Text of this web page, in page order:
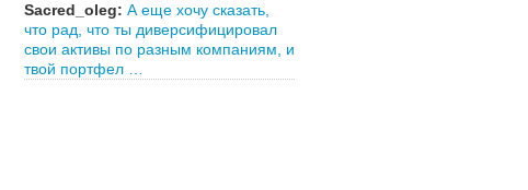
Sacred_oleg: А еще хочу сказать,
что рад, что ты диверсифицировал
свои активы по разным компаниям, и
твой портфел …